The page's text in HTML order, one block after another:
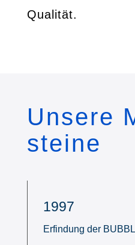
Qualität.
Unsere
steine
1997
Erfindung der